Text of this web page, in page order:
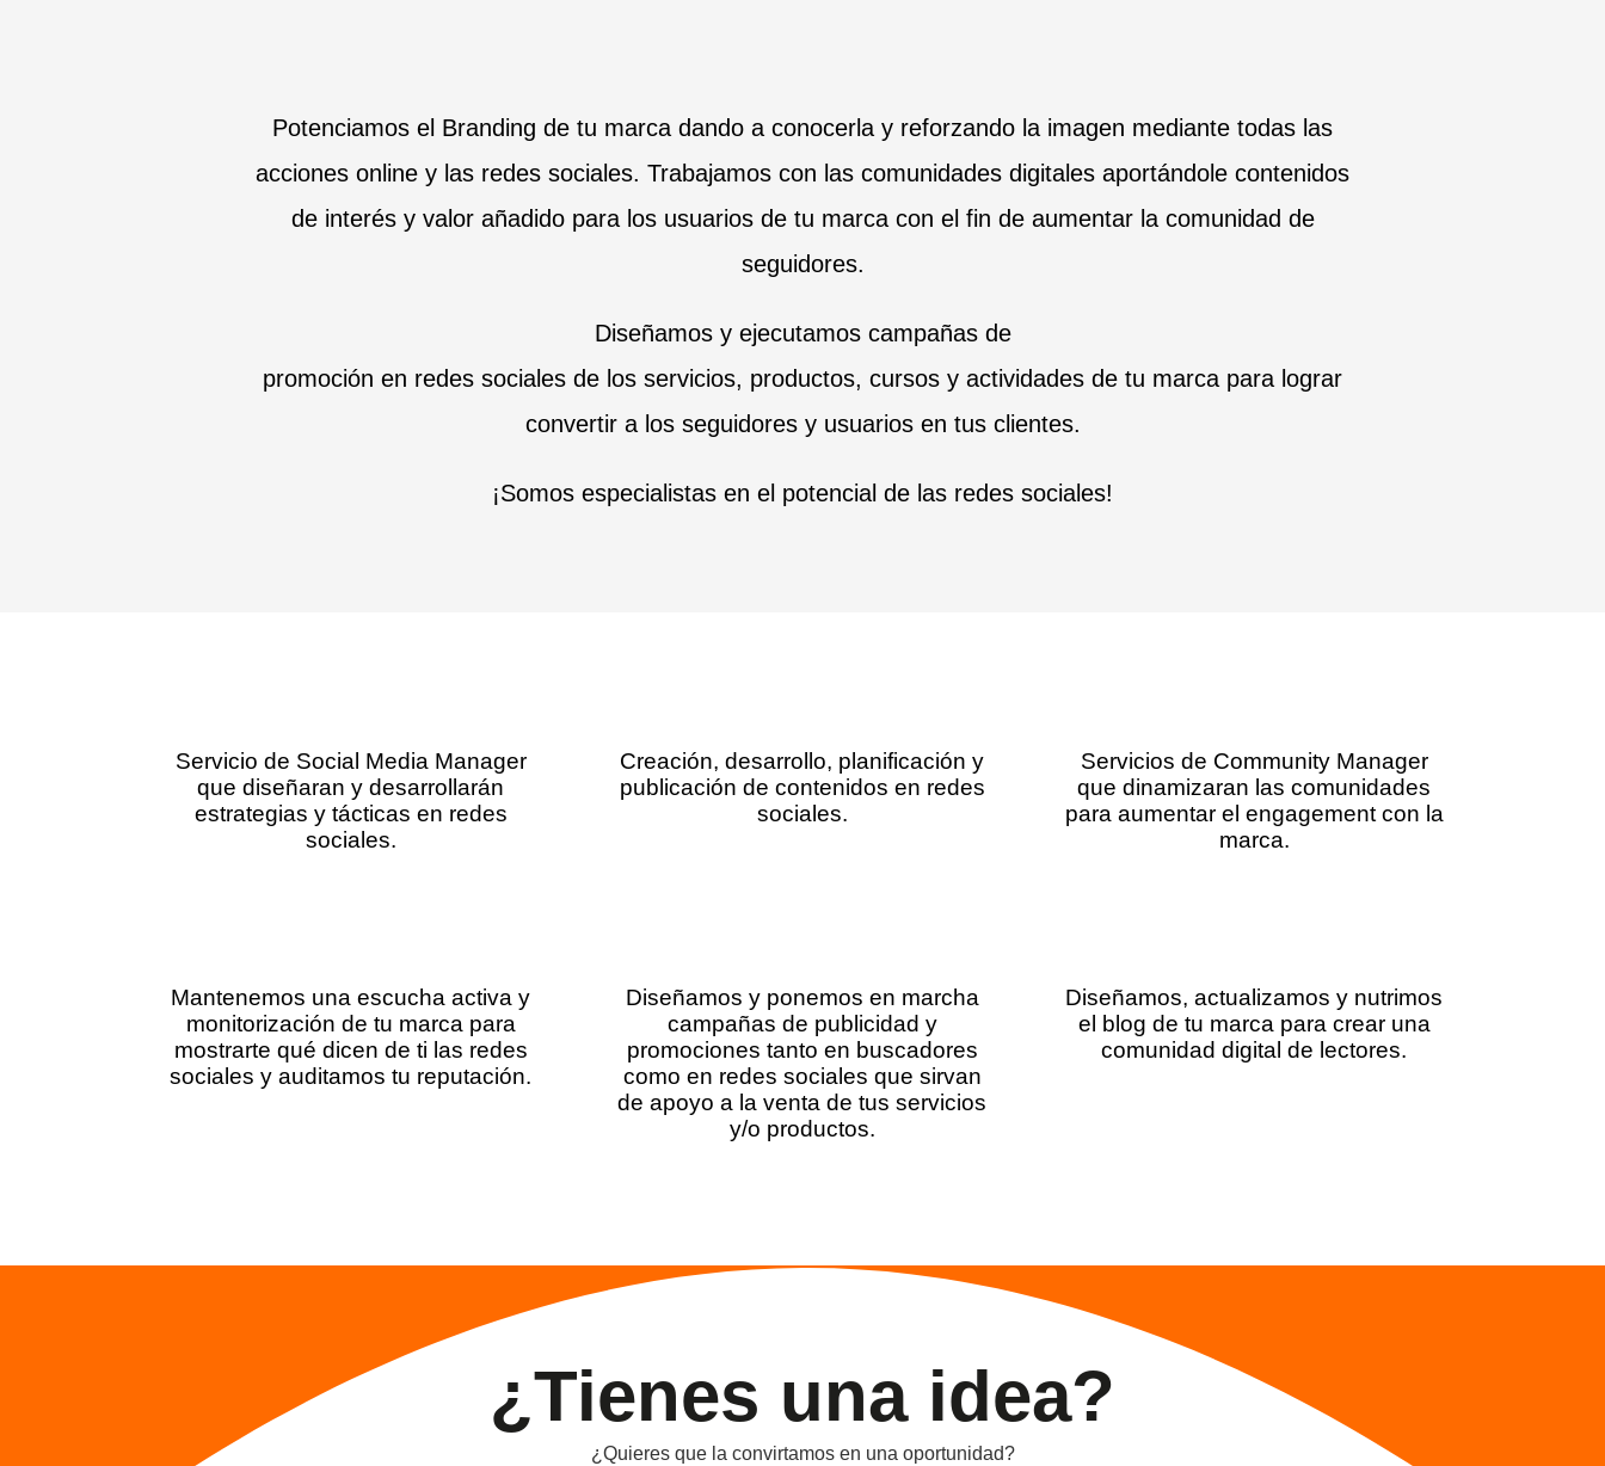
Potenciamos el Branding de tu marca dando a conocerla y reforzando la imagen mediante todas las
acciones online y las redes sociales. Trabajamos con las comunidades digitales aportándole contenidos
de interés y valor añadido para los usuarios de tu marca con el fin de aumentar la comunidad de
seguidores.
Diseñamos y ejecutamos campañas de
promoción en redes sociales de los servicios, productos, cursos y actividades de tu marca para lograr
convertir a los seguidores y usuarios en tus clientes.
¡Somos especialistas en el potencial de las redes sociales!
Servicio de Social Media Manager
que diseñaran y desarrollarán
estrategias y tácticas en redes
sociales.
Creación, desarrollo, planificación y
publicación de contenidos en redes
sociales.
Servicios de Community Manager
que dinamizaran las comunidades
para aumentar el engagement con la
marca.
Mantenemos una escucha activa y
monitorización de tu marca para
mostrarte qué dicen de ti las redes
sociales y auditamos tu reputación.
Diseñamos y ponemos en marcha
campañas de publicidad y
promociones tanto en buscadores
como en redes sociales que sirvan
de apoyo a la venta de tus servicios
y/o productos.
Diseñamos, actualizamos y nutrimos
el blog de tu marca para crear una
comunidad digital de lectores.
¿Tienes una idea?
¿Quieres que la convirtamos en una oportunidad?